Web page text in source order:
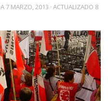
7 MARZO, 2013 · ACTUALIZADO 8